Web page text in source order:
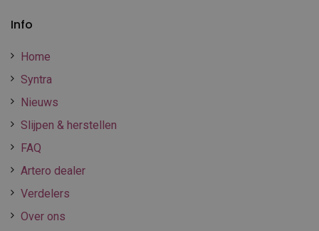
Info
Home
Syntra
Nieuws
Slijpen & herstellen
FAQ
Artero dealer
Verdelers
Over ons